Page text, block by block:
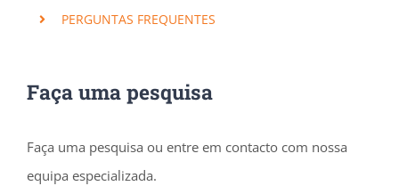
PERGUNTAS FREQUENTES
Faça uma pesquisa
Faça uma pesquisa ou entre em contacto com nossa
equipa especializada.